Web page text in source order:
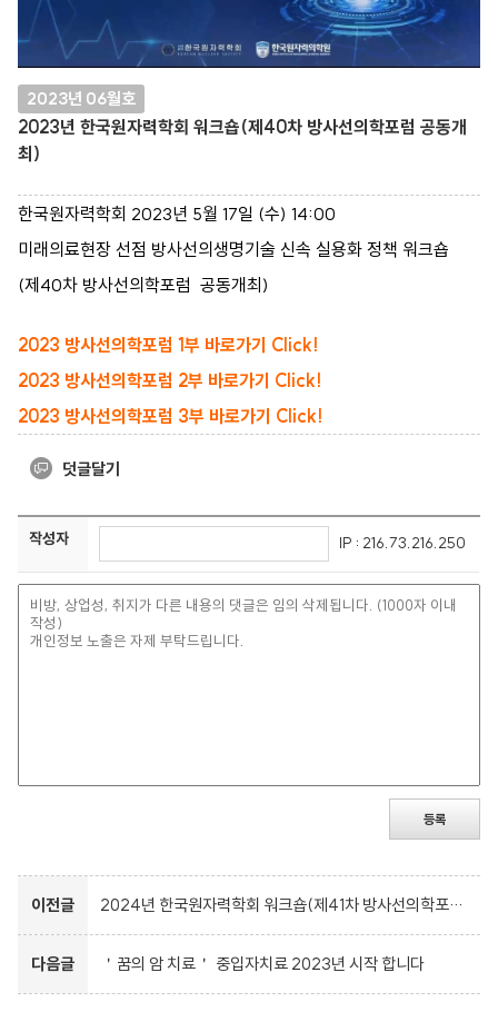
2023년 06월호
2023년 한국원자력학회 워크숍(제40차 방사선의학포럼 공동개
최)
한국원자력학회 2023년 5월 17일 (수) 14:00
미래의료현장 선점 방사선의생명기술 신속 실용화 정책 워크숍
(제40차 방사선의학포럼 공동개최)
2023 방사선의학포럼 1부 바로가기 Click!
2023 방사선의학포럼 2부 바로가기 Click!
2023 방사선의학포럼 3부 바로가기 Click!
덧글달기
작성자 IP : 216.73.216.250
등록
이전글 2024년 한국원자력학회 워크숍(제41차 방사선의학포럼 공동개최)
다음글 ＇꿈의 암 치료＇ 중입자치료 2023년 시작 합니다